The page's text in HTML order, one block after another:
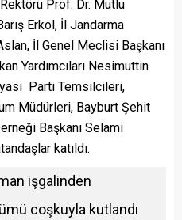
Prof. Dr. Mutlu
Erkol, İl Jandarma
İl Genel Meclisi Başkanı
Yardımcıları Nesimuttin
Parti Temsilcileri,
Müdürleri, Bayburt Şehit
Başkanı Selami
katıldı.
işgalinden
coşkuyla kutlandı